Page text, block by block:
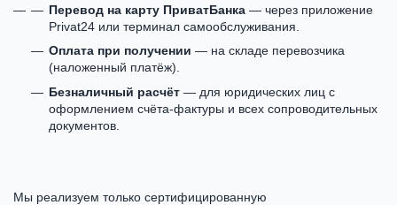
Перевод на карту ПриватБанка — через приложение
Privat24 или терминал самообслуживания.
Оплата при получении — на складе перевозчика
(наложенный платёж).
Безналичный расчёт — для юридических лиц с
оформлением счёта-фактуры и всех сопроводительных
документов.
Мы реализуем только сертифицированную